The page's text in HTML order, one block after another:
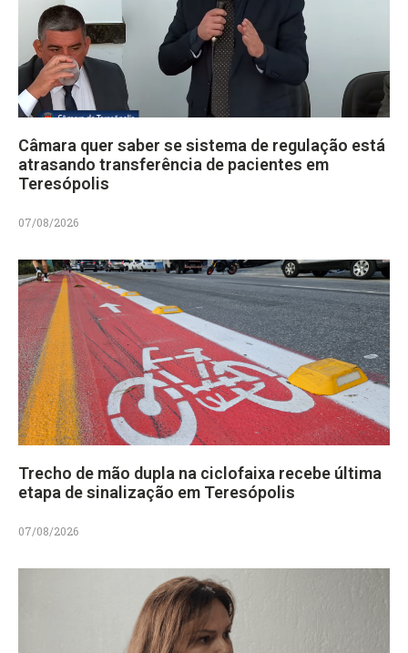
Câmara quer saber se sistema de regulação está
atrasando transferência de pacientes em
Teresópolis
07/08/2026
Trecho de mão dupla na ciclofaixa recebe última
etapa de sinalização em Teresópolis
07/08/2026